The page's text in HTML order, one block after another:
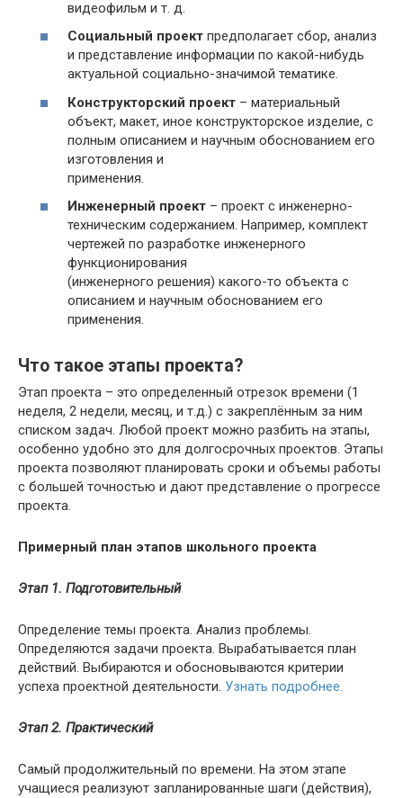
видеофильм и т. д.
Социальный проект предполагает сбор, анализ
и представление информации по какой-нибудь
актуальной социально-значимой тематике.
Конструкторский проект – материальный
объект, макет, иное конструкторское изделие, с
полным описанием и научным обоснованием его
изготовления и
применения.
Инженерный проект – проект с инженерно-
техническим содержанием. Например, комплект
чертежей по разработке инженерного
функционирования
(инженерного решения) какого-то объекта с
описанием и научным обоснованием его
применения.
Что такое этапы проекта?
Этап проекта – это определенный отрезок времени (1
неделя, 2 недели, месяц, и т.д.) с закреплённым за ним
списком задач. Любой проект можно разбить на этапы,
особенно удобно это для долгосрочных проектов. Этапы
проекта позволяют планировать сроки и объемы работы
с большей точностью и дают представление о прогрессе
проекта.
Примерный план этапов школьного проекта
Этап 1. Подготовительный
Определение темы проекта. Анализ проблемы.
Определяются задачи проекта. Вырабатывается план
действий. Выбираются и обосновываются критерии
успеха проектной деятельности. Узнать подробнее.
Этап 2. Практический
Самый продолжительный по времени. На этом этапе
учащиеся реализуют запланированные шаги (действия),